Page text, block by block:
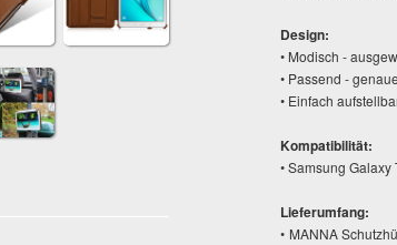
Design:
• Modisch -
• Passend -
• Einfach
Kompatibilität:
• Samsung Galaxy
Lieferumfang:
• MANNA